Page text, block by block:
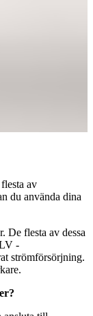
av
du använda dina
De flesta av dessa
-
strömförsörjning.